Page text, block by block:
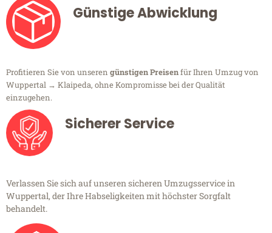
Günstige Abwicklung
Profitieren Sie von unseren günstigen Preisenfür Ihren Umzug von
Wuppertal → Klaipeda, ohne Kompromisse bei der Qualität
einzugehen.
Sicherer Service
Verlassen Sie sich auf unseren sicheren Umzugsservice in
Wuppertal, der Ihre Habseligkeiten mit höchster Sorgfalt
behandelt.